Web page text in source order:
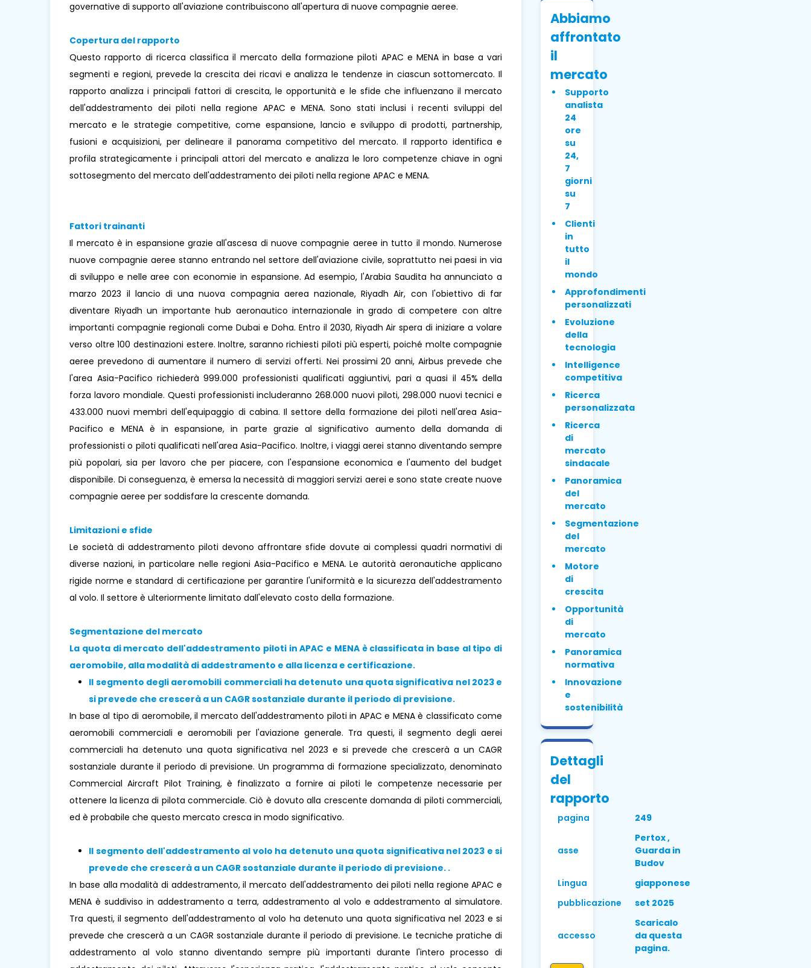
governative di supporto all'aviazione contribuiscono all'apertura di nuove compagnie aeree.
Copertura del rapporto
Questo rapporto di ricerca classifica il mercato della formazione piloti APAC e MENA in base a vari
segmenti e regioni, prevede la crescita dei ricavi e analizza le tendenze in ciascun sottomercato. Il
rapporto analizza i principali fattori di crescita, le opportunità e le sfide che influenzano il mercato
dell'addestramento dei piloti nella regione APAC e MENA. Sono stati inclusi i recenti sviluppi del
mercato e le strategie competitive, come espansione, lancio e sviluppo di prodotti, partnership,
fusioni e acquisizioni, per delineare il panorama competitivo del mercato. Il rapporto identifica e
profila strategicamente i principali attori del mercato e analizza le loro competenze chiave in ogni
sottosegmento del mercato dell'addestramento dei piloti nella regione APAC e MENA.
Fattori trainanti
Il mercato è in espansione grazie all'ascesa di nuove compagnie aeree in tutto il mondo. Numerose
nuove compagnie aeree stanno entrando nel settore dell'aviazione civile, soprattutto nei paesi in via
di sviluppo e nelle aree con economie in espansione. Ad esempio, l'Arabia Saudita ha annunciato a
marzo 2023 il lancio di una nuova compagnia aerea nazionale, Riyadh Air, con l'obiettivo di far
diventare Riyadh un importante hub aeronautico internazionale in grado di competere con altre
importanti compagnie regionali come Dubai e Doha. Entro il 2030, Riyadh Air spera di iniziare a volare
verso oltre 100 destinazioni estere. Inoltre, saranno richiesti piloti più esperti, poiché molte compagnie
aeree prevedono di aumentare il numero di servizi offerti. Nei prossimi 20 anni, Airbus prevede che
l'area Asia-Pacifico richiederà 999.000 professionisti qualificati aggiuntivi, pari a quasi il 45% della
forza lavoro mondiale. Questi professionisti includeranno 268.000 nuovi piloti, 298.000 nuovi tecnici e
433.000 nuovi membri dell'equipaggio di cabina. Il settore della formazione dei piloti nell'area Asia-
Pacifico e MENA è in espansione, in parte grazie al significativo aumento della domanda di
professionisti o piloti qualificati nell'area Asia-Pacifico. Inoltre, i viaggi aerei stanno diventando sempre
più popolari, sia per lavoro che per piacere, con l'espansione economica e l'aumento del budget
disponibile. Di conseguenza, è emersa la necessità di maggiori servizi aerei e sono state create nuove
compagnie aeree per soddisfare la crescente domanda.
Limitazioni e sfide
Le società di addestramento piloti devono affrontare sfide dovute ai complessi quadri normativi di
diverse nazioni, in particolare nelle regioni Asia-Pacifico e MENA. Le autorità aeronautiche applicano
rigide norme e standard di certificazione per garantire l'uniformità e la sicurezza dell'addestramento
al volo. Il settore è ulteriormente limitato dall'elevato costo della formazione.
Segmentazione del mercato
La quota di mercato dell'addestramento piloti in APAC e MENA è classificata in base al tipo di
aeromobile, alla modalità di addestramento e alla licenza e certificazione.
Il segmento degli aeromobili commerciali ha detenuto una quota significativa nel 2023 e
si prevede che crescerà a un CAGR sostanziale durante il periodo di previsione.
In base al tipo di aeromobile, il mercato dell'addestramento piloti in APAC e MENA è classificato come
aeromobili commerciali e aeromobili per l'aviazione generale. Tra questi, il segmento degli aerei
commerciali ha detenuto una quota significativa nel 2023 e si prevede che crescerà a un CAGR
sostanziale durante il periodo di previsione. Un programma di formazione specializzato, denominato
Commercial Aircraft Pilot Training, è finalizzato a fornire ai piloti le competenze necessarie per
ottenere la licenza di pilota commerciale. Ciò è dovuto alla crescente domanda di piloti commerciali,
ed è probabile che questo mercato cresca in modo significativo.
Il segmento dell'addestramento al volo ha detenuto una quota significativa nel 2023 e si
prevede che crescerà a un CAGR sostanziale durante il periodo di previsione. .
In base alla modalità di addestramento, il mercato dell'addestramento dei piloti nella regione APAC e
MENA è suddiviso in addestramento a terra, addestramento al volo e addestramento al simulatore.
Tra questi, il segmento dell'addestramento al volo ha detenuto una quota significativa nel 2023 e si
prevede che crescerà a un CAGR sostanziale durante il periodo di previsione. Le tecniche pratiche di
addestramento al volo stanno diventando sempre più importanti durante l'intero processo di
Abbiamo
affrontato
il
mercato
Supporto
analista
24
ore
su
24,
7
giorni
su
7
Clienti
in
tutto
il
mondo
Approfondimenti
personalizzati
Evoluzione
della
tecnologia
Intelligence
competitiva
Ricerca
personalizzata
Ricerca
di
mercato
sindacale
Panoramica
del
mercato
Segmentazione
del
mercato
Motore
di
crescita
Opportunità
di
mercato
Panoramica
normativa
Innovazione
e
sostenibilità
Dettagli
del
rapporto
pagina 249
asse
Pertox ,
Guarda in
Budov
Lingua
giapponese
pubblicazione
set 2025
accesso
Scaricalo
da questa
pagina.